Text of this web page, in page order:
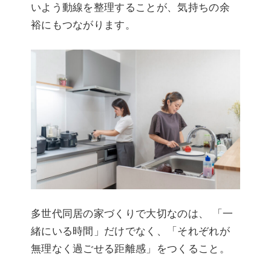
いよう動線を整理することが、気持ちの余
裕にもつながります。
多世代同居の家づくりで大切なのは、 「一
緒にいる時間」だけでなく、「それぞれが
無理なく過ごせる距離感」をつくること。